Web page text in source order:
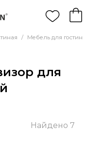
/ Мебель для
для
Найдено 7